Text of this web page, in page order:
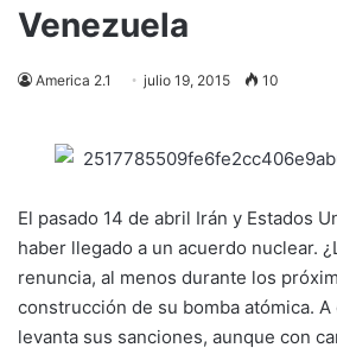
Venezuela
America 2.1 julio 19, 2015 10
El pasado 14 de abril Irán y Estados
haber llegado a un acuerdo nuclear.
renuncia, al menos durante los
construcción de su bomba atómica.
levanta sus sanciones, aunque con